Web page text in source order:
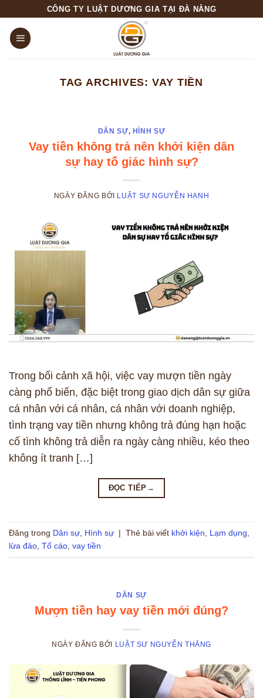
content
CÔNG TY LUẬT DƯƠNG GIA TẠI ĐÀ NẴNG
TAG ARCHIVES:VAY TIỀN
DÂN SỰ, HÌNH SỰ
Vay tiền không trả nên khởi kiện dân
sự hay tố giác hình sự?
NGÀY ĐĂNG BỞI LUẬT SƯ NGUYỄN HẠNH
Trong bối cảnh xã hội, việc vay mượn tiền ngày
càng phổ biến, đặc biệt trong giao dịch dân sự giữa
cá nhân với cá nhân, cá nhân với doanh nghiệp,
tình trạng vay tiền nhưng không trả đúng hạn hoặc
cố tình không trả diễn ra ngày càng nhiều, kéo theo
không ít tranh […]
ĐỌC TIẾP →
Đăng trong Dân sự Hình sự | Thẻ bài viết khởi kiện Lạm dụng
lừa đảo Tố cáo vay tiền
DÂN SỰ
Mượn tiền hay vay tiền mới đúng?
NGÀY ĐĂNG BỞI LUẬT SƯ NGUYỄN THẮNG